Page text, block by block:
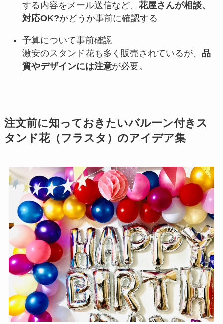
する内容をメール送信など、 花屋さんが相談、
対応OK?かどうか事前に確認する
予算について事前確認
激安のスタンド花も多く販売されているが、 品
質やデザインには注意が必要。
注文前に知っておきたいバルーン付きス
タンド花（フラスタ）のアイデア集